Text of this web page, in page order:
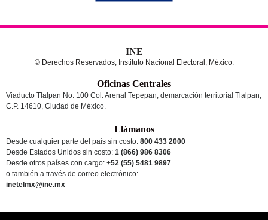
INE
© Derechos Reservados, Instituto Nacional Electoral, México.
Oficinas Centrales
Viaducto Tlalpan No. 100 Col. Arenal Tepepan, demarcación territorial Tlalpan,
C.P. 14610, Ciudad de México.
Llámanos
Desde cualquier parte del país sin costo: 800 433 2000
Desde Estados Unidos sin costo: 1 (866) 986 8306
Desde otros países con cargo: +52 (55) 5481 9897
o también a través de correo electrónico:
inetelmx@ine.mx